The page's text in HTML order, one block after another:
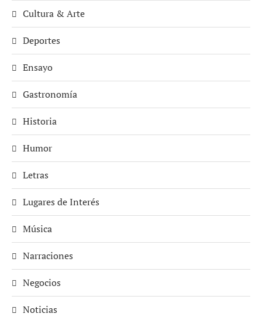
Cultura & Arte
Deportes
Ensayo
Gastronomía
Historia
Humor
Letras
Lugares de Interés
Música
Narraciones
Negocios
Noticias